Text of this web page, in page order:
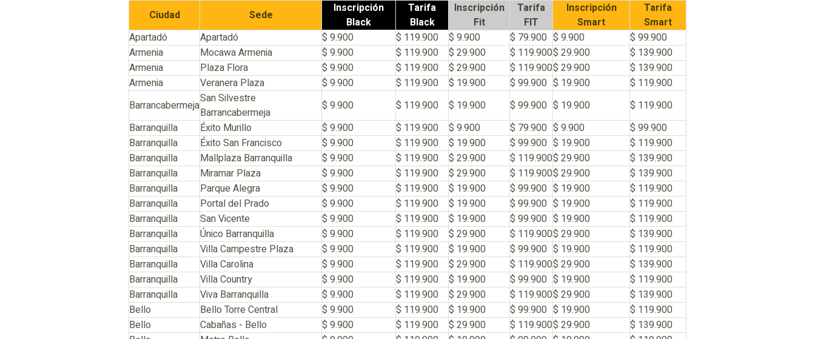
Ciudad Sede
Inscripción
Black
Tarifa
Black
Inscripción
Fit
Tarifa
FIT
Inscripción
Smart
Tarifa
Smart
Apartadó
Apartadó $ 9.900 $ 119.900 $ 9.900 $ 79.900 $ 9.900
$ 99.900
Armenia
Mocawa Armenia $ 9.900 $ 119.900 $ 29.900 $ 119.900$ 29.900
$ 139.900
Armenia
Plaza Flora $ 9.900 $ 119.900 $ 29.900 $ 119.900$ 29.900
$ 139.900
Armenia
Veranera Plaza $ 9.900 $ 119.900 $ 19.900 $ 99.900 $ 19.900
$ 119.900
BarrancabermejaSan Silvestre
Barrancabermeja
$ 9.900 $ 119.900 $ 19.900 $ 99.900 $ 19.900
$ 119.900
Barranquilla
Éxito Murillo $ 9.900 $ 119.900 $ 9.900 $ 79.900 $ 9.900
$ 99.900
Barranquilla
Éxito San Francisco $ 9.900 $ 119.900 $ 19.900 $ 99.900 $ 19.900
$ 119.900
Barranquilla
Mallplaza Barranquilla $ 9.900 $ 119.900 $ 29.900 $ 119.900$ 29.900
$ 139.900
Barranquilla
Miramar Plaza $ 9.900 $ 119.900 $ 29.900 $ 119.900$ 29.900
$ 139.900
Barranquilla
Parque Alegra $ 9.900 $ 119.900 $ 19.900 $ 99.900 $ 19.900
$ 119.900
Barranquilla
Portal del Prado $ 9.900 $ 119.900 $ 19.900 $ 99.900 $ 19.900
$ 119.900
Barranquilla
San Vicente $ 9.900 $ 119.900 $ 19.900 $ 99.900 $ 19.900
$ 119.900
Barranquilla
Único Barranquilla $ 9.900 $ 119.900 $ 29.900 $ 119.900$ 29.900
$ 139.900
Barranquilla
Villa Campestre Plaza $ 9.900 $ 119.900 $ 19.900 $ 99.900 $ 19.900
$ 119.900
Barranquilla
Villa Carolina $ 9.900 $ 119.900 $ 29.900 $ 119.900$ 29.900
$ 139.900
Barranquilla
Villa Country $ 9.900 $ 119.900 $ 19.900 $ 99.900 $ 19.900
$ 119.900
Barranquilla
Viva Barranquilla $ 9.900 $ 119.900 $ 29.900 $ 119.900$ 29.900
$ 139.900
Bello
Bello Torre Central $ 9.900 $ 119.900 $ 19.900 $ 99.900 $ 19.900
$ 119.900
Bello
Cabañas - Bello $ 9.900 $ 119.900 $ 29.900 $ 119.900$ 29.900
$ 139.900